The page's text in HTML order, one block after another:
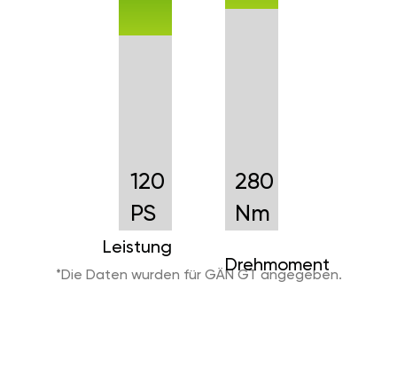
120
PS
Leistung
280
Nm
Drehmoment
*Die Daten wurden für GÄN GT angegeben.